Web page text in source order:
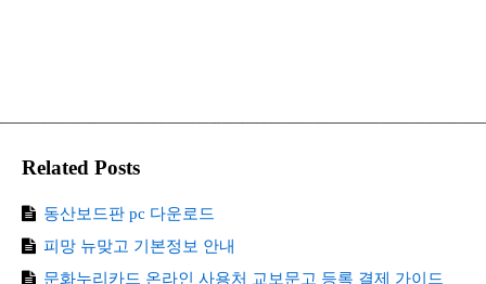
Related Posts
동산보드판 pc 다운로드
피망 뉴맞고 기본정보 안내
문화누리카드 온라인 사용처 교보문고 등록 결제 가이드